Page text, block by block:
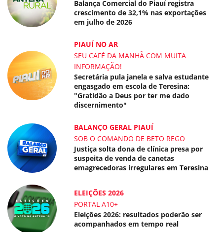
Balança Comercial do Piauí registra
crescimento de 32,1% nas exportações
em julho de 2026
PIAUÍ NO AR
SEU CAFÉ DA MANHÃ COM MUITA
INFORMAÇÃO!
Secretária pula janela e salva estudante
engasgado em escola de Teresina:
"Gratidão a Deus por ter me dado
discernimento"
BALANÇO GERAL PIAUÍ
SOB O COMANDO DE BETO REGO
Justiça solta dona de clínica presa por
suspeita de venda de canetas
emagrecedoras irregulares em Teresina
ELEIÇÕES 2026
PORTAL A10+
Eleições 2026: resultados poderão ser
acompanhados em tempo real